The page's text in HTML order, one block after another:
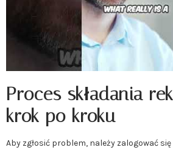
Proces składania
krok po kroku
Aby zgłosić problem, należy zalogować